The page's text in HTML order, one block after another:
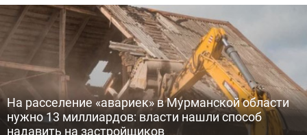
На расселение «авариек» в Мурманской области
нужно 13 миллиардов: власти нашли способ
надавить на застройщиков